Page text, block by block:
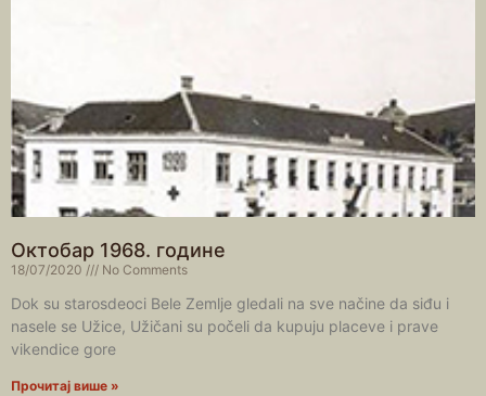
Октобар 1968. године
18/07/2020 No Comments
Dok su starosdeoci Bele Zemlje gledali na sve načine da siđu i
nasele se Užice, Užičani su počeli da kupuju placeve i prave
vikendice gore
Прочитај више »